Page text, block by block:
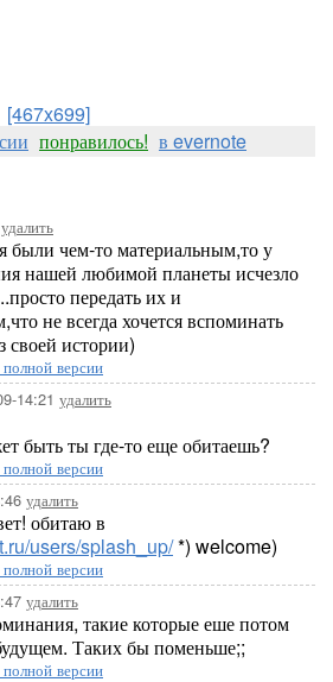
[467x699]
понравилось! в evernote
удалить
были чем-то материальным,то у
нашей любимой планеты исчезло
передать их и
не всегда хочется вспоминать
своей истории)
версии
14:21 удалить
быть ты где-то еще обитаешь?
версии
удалить
обитаю в
users/splash_up/*) welcome)
версии
удалить
такие которые еше потом
Таких бы поменьше;;
версии